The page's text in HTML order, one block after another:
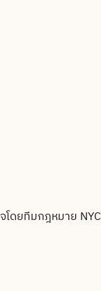
โดยทีมกฎหมาย NYC